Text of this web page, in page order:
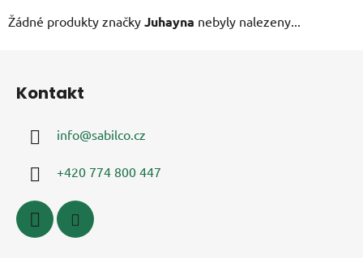
Žádné produkty značky Juhayna nebyly nalezeny...
Kontakt
info@sabilco.cz
+420 774 800 447